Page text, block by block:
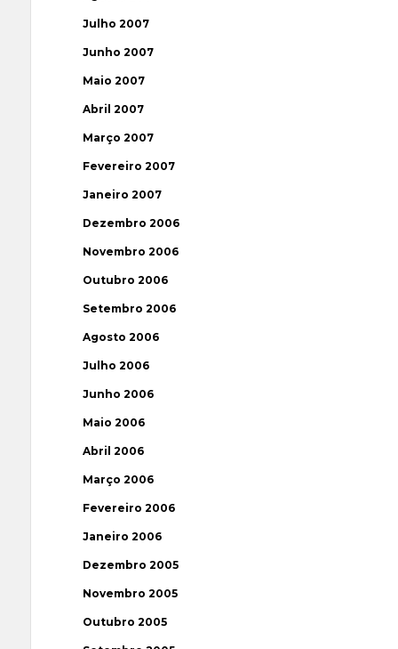
Julho 2007
Junho 2007
Maio 2007
Abril 2007
Março 2007
Fevereiro 2007
Janeiro 2007
Dezembro 2006
Novembro 2006
Outubro 2006
Setembro 2006
Agosto 2006
Julho 2006
Junho 2006
Maio 2006
Abril 2006
Março 2006
Fevereiro 2006
Janeiro 2006
Dezembro 2005
Novembro 2005
Outubro 2005